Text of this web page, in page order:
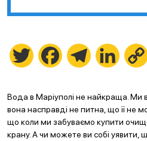
Twitter FacebookTelegram
Вода в Маріуполі не найкраща. Ми
вона насправді не питна, що її не
що коли ми забуваємо купити
крану. А чи можете ви собі